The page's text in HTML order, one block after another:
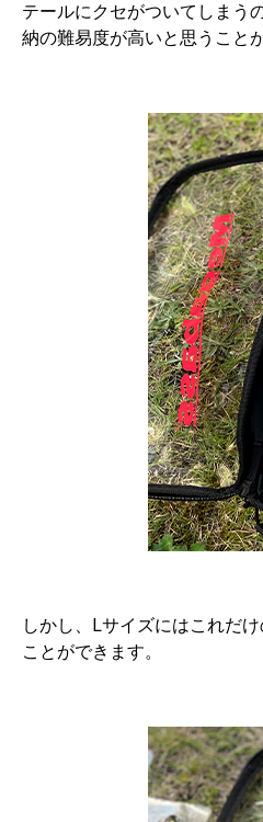
テールにクセがついてしまう
納の難易度が高いと思うこと
しかし、Lサイズにはこれだ
ことができます。